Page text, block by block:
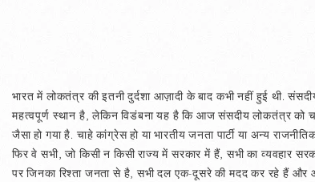
भारत में लोकतंत्र की इतनी दुर्दशा आज़ादी के बाद कभी नहीं हुई थी.
महत्वपूर्ण स्थान है, लेकिन विडंबना यह है कि आज संसदीय लोकतंत्र को
जैसा हो गया है. चाहे कांग्रेस हो या भारतीय जनता पार्टी या अन्य
फिर वे सभी, जो किसी न किसी राज्य में सरकार में हैं, सभी का व्यवहार
पर जिनका रिश्ता जनता से है, सभी दल एक-दूसरे की मदद कर रहे हैं